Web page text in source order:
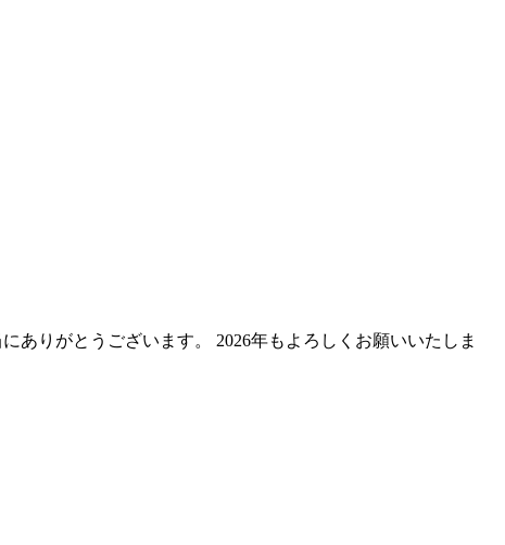
ありがとうございます。 2026年もよろしくお願いいたしま